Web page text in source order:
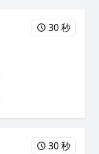
30 秒
30 秒